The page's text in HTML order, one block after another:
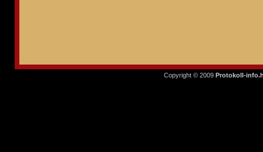
Copyright © 2009 Protokoll-